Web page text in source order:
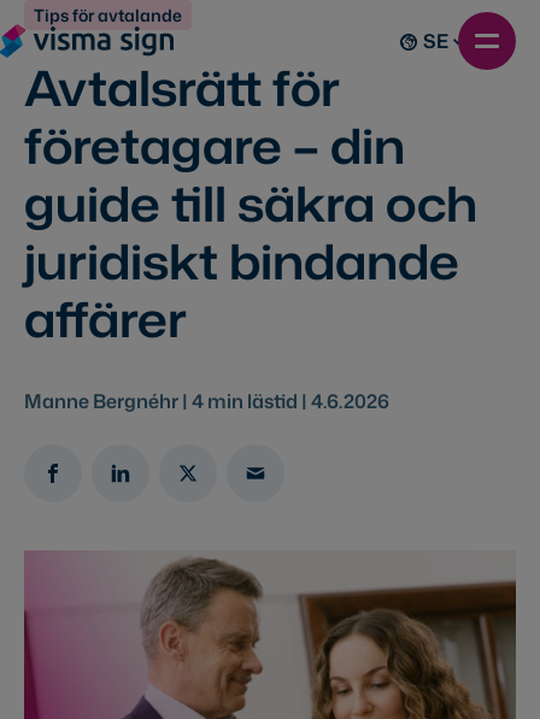
SE
Tips för avtalande
Avtalsrätt för
företagare – din
guide till säkra och
juridiskt bindande
affärer
Manne Bergnéhr | 4min lästid | 4.6.2026